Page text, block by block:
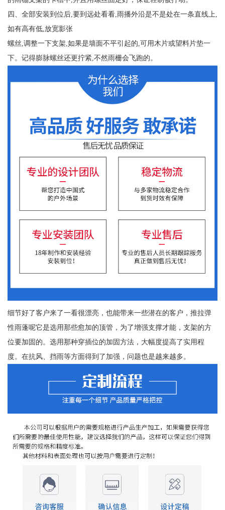
四、全部安装到位后,要到远处看看,雨播外沿是不是处在一条直线上,
如有高有低,放宽影张
螺丝,调整一下支架,如果是墙面不平引起的,可用木片或望料片垫一
下。记得膨脉螺丝还更拧紧,不然雨栅会飞跑的。
细节好了客户来了一看很漂亮，也能带来一些潜在的客户，推拉弹
性雨蓬呢它是选用那些愈加的顶管，为了增强支撑才能，支架的方
位要加固的。选用那种穿插位的加固方法，大幅度提高了实用程
度。在抗风、挡雨等方面得到了加强，问题也是越来越多。